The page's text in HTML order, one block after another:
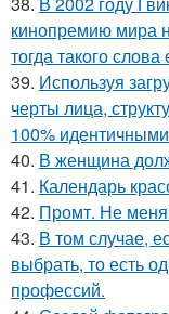
кинопремию мира
тогда такого
39. Используя
черты лица,
100%
40. В женщина
41. Календарь
42. Промт. Не
43. В том случае,
выбрать, то есть
профессий.